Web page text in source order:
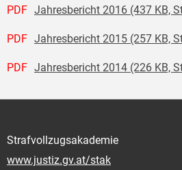
PDF Jahresbericht 2016 (437 KB,
PDF Jahresbericht 2015 (257 KB,
PDF Jahresbericht 2014 (226 KB,
Strafvollzugsakademie
www.justiz.gv.at/stak